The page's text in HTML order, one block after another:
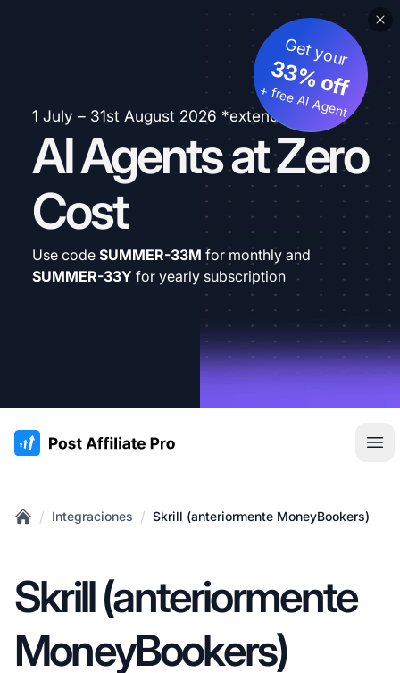
1 July – 31st August 2026 *extended
AI Agents at Zero
Cost
Get your
33% off
+ free AI Agent
Use code SUMMER-33M for monthly and
SUMMER-33Y for yearly subscription
:site.title
/ Integraciones / Skrill (anteriormente MoneyBookers)
Skrill (anteriormente
MoneyBookers)